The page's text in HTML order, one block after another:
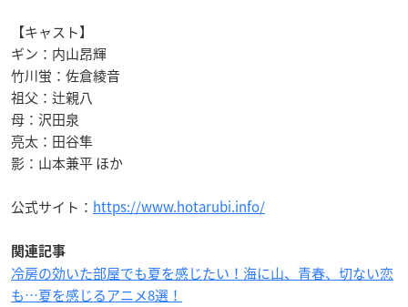
【キャスト】
ギン：内山昂輝
竹川蛍：佐倉綾音
祖父：辻親八
母：沢田泉
亮太：田谷隼
影：山本兼平 ほか
公式サイト： https://www.hotarubi.info/
関連記事
冷房の効いた部屋でも夏を感じたい！海に山、青春、切ない恋
も…夏を感じるアニメ8選！